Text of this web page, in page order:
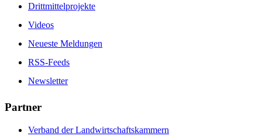
Drittmittelprojekte
Videos
Neueste Meldungen
RSS-Feeds
Newsletter
Partner
Verband der Landwirtschaftskammern